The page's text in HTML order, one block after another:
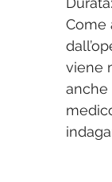
Come
viene
anche